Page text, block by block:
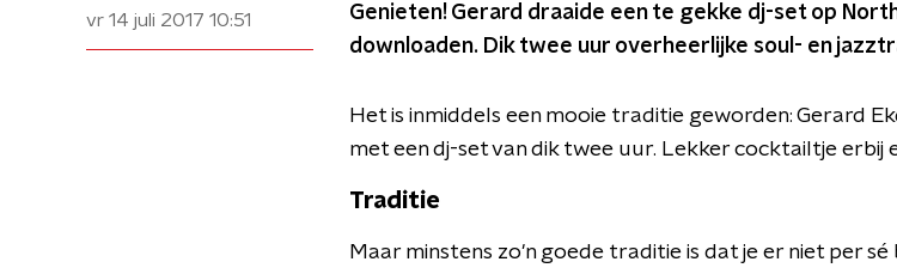
vr 14 juli 2017 10:51
Genieten! Gerard draaide een te gekke dj-set op
downloaden. Dik twee uur overheerlijke soul- en
Het is inmiddels een mooie traditie geworden: Gerard
met een dj-set van dik twee uur. Lekker cocktailtje erbij
Traditie
Maar minstens zo'n goede traditie is dat je er niet per